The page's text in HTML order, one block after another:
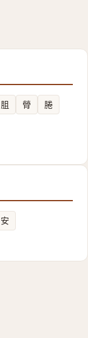
䏣 膋
腃
安